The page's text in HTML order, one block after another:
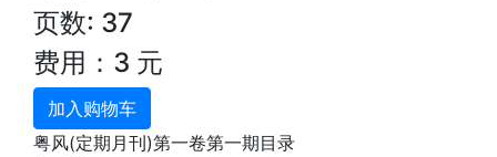
页数: 37
费用：3 元
加入购物车
粤风(定期月刊)第一卷第一期目录